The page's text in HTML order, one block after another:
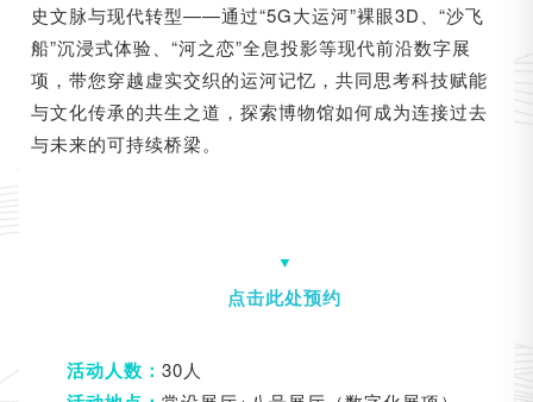
史文脉与现代转型——通过“5G大运河”裸眼3D、“沙飞
船”沉浸式体验、“河之恋”全息投影等现代前沿数字展
项，带您穿越虚实交织的运河记忆，共同思考科技赋能
与文化传承的共生之道，探索博物馆如何成为连接过去
与未来的可持续桥梁。
▼
点击此处预约
活动人数： 30人